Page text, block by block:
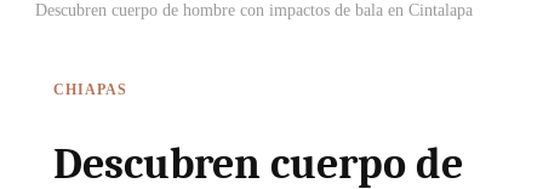
Descubren cuerpo de hombre con impactos de bala en Cintalapa
CHIAPAS
Descubren cuerpo de